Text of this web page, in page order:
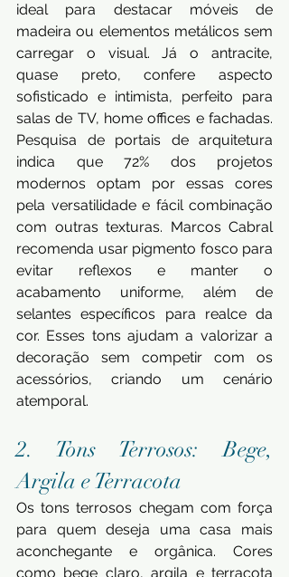
ideal para destacar móveis de
madeira ou elementos metálicos sem
carregar o visual. Já o antracite,
quase preto, confere aspecto
sofisticado e intimista, perfeito para
salas de TV, home offices e fachadas.
Pesquisa de portais de arquitetura
indica que 72% dos projetos
modernos optam por essas cores
pela versatilidade e fácil combinação
com outras texturas. Marcos Cabral
recomenda usar pigmento fosco para
evitar reflexos e manter o
acabamento uniforme, além de
selantes específicos para realce da
cor. Esses tons ajudam a valorizar a
decoração sem competir com os
acessórios, criando um cenário
atemporal.
2. Tons Terrosos: Bege,
Argila e Terracota
Os tons terrosos chegam com força
para quem deseja uma casa mais
aconchegante e orgânica. Cores
como bege claro, argila e terracota